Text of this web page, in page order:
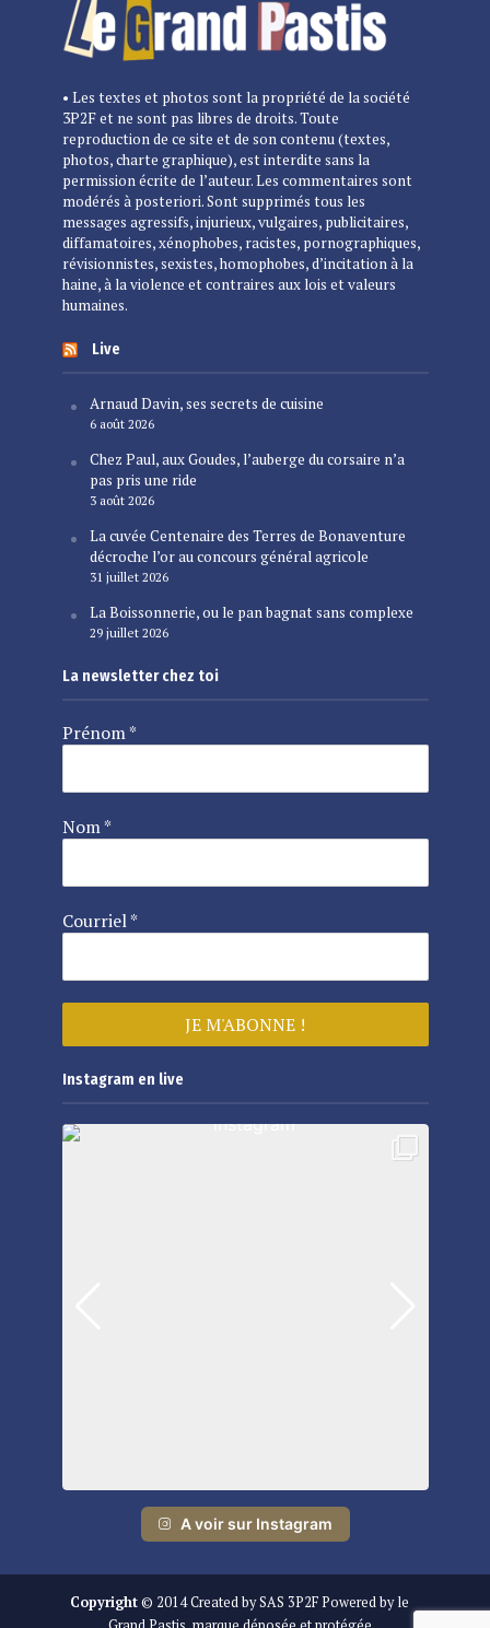
• Les textes et photos sont la propriété de la société
3P2F et ne sont pas libres de droits. Toute
reproduction de ce site et de son contenu (textes,
photos, charte graphique), est interdite sans la
permission écrite de l’auteur. Les commentaires sont
modérés à posteriori. Sont supprimés tous les
messages agressifs, injurieux, vulgaires, publicitaires,
diffamatoires, xénophobes, racistes, pornographiques,
révisionnistes, sexistes, homophobes, d’incitation à la
haine, à la violence et contraires aux lois et valeurs
humaines.
Live
Arnaud Davin, ses secrets de cuisine
6 août 2026
Chez Paul, aux Goudes, l’auberge du corsaire n’a
pas pris une ride
3 août 2026
La cuvée Centenaire des Terres de Bonaventure
décroche l’or au concours général agricole
31 juillet 2026
La Boissonnerie, ou le pan bagnat sans complexe
29 juillet 2026
La newsletter chez toi
Prénom*
Nom*
Courriel*
Instagram en live
A voir sur Instagram
Copyright© 2014 Created by SAS 3P2F Powered by le